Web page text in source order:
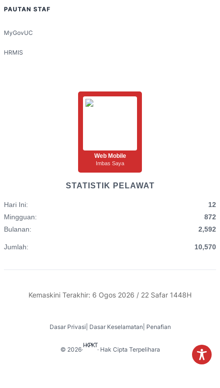
PAUTAN STAF
MyGovUC
HRMIS
Web Mobile
Imbas Saya
STATISTIK PELAWAT
Hari Ini:
12
Mingguan:
872
Bulanan:
2,592
Jumlah: 10,570
Kemaskini Terakhir: 6 Ogos 2026 / 22 Safar 1448H
Dasar Privasi Dasar Keselamatan Penafian
© 2026·
I-KPKT
· Hak Cipta Terpelihara